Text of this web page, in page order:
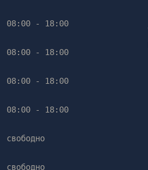
08:00 - 18:00
08:00 - 18:00
08:00 - 18:00
08:00 - 18:00
свободно
свободно